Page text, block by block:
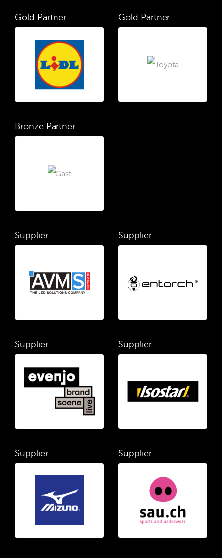
Gold Partner Gold Partner
Bronze Partner
Supplier Supplier
Supplier Supplier
Supplier Supplier